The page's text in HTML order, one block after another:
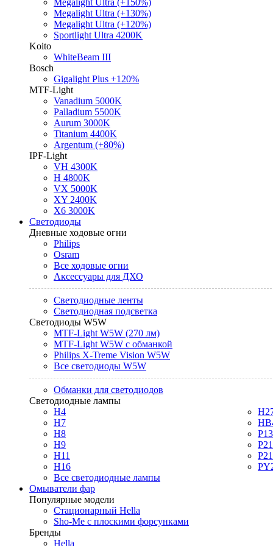
Megalight Ultra (+150%)
Megalight Ultra (+130%)
Megalight Ultra (+120%)
Sportlight Ultra 4200K
Koito
WhiteBeam III
Bosch
Gigalight Plus +120%
MTF-Light
Vanadium 5000K
Palladium 5500K
Aurum 3000K
Titanium 4400K
Argentum (+80%)
IPF-Light
VH 4300K
H 4800K
VX 5000K
XY 2400K
X6 3000K
Светодиоды
Дневные ходовые огни
Philips
Osram
Все ходовые огни
Аксессуары для ДХО
Светодиодные ленты
Светодиодная подсветка
Светодиоды W5W
MTF-Light W5W (270 лм)
MTF-Light W5W с обманкой
Philips X-Treme Vision W5W
Все светодиоды W5W
Обманки для светодиодов
Светодиодные лампы
H4
H7
H8
H9
H11
H16
Все светодиодные лампы
Омыватели фар
Популярные модели
Стационарный Hella
Sho-Me с плоскими форсунками
Бренды
Hella